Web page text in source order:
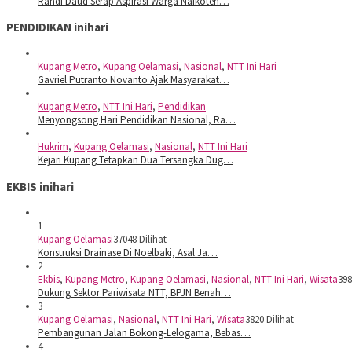
PENDIDIKAN inihari
Kupang Metro, Kupang Oelamasi, Nasional, NTT Ini Hari
Gavriel Putranto Novanto Ajak Masyarakat…
Kupang Metro, NTT Ini Hari, Pendidikan
Menyongsong Hari Pendidikan Nasional, Ra…
Hukrim, Kupang Oelamasi, Nasional, NTT Ini Hari
Kejari Kupang Tetapkan Dua Tersangka Dug…
EKBIS inihari
1
Kupang Oelamasi37048 Dilihat
Konstruksi Drainase Di Noelbaki, Asal Ja…
2
Ekbis, Kupang Metro, Kupang Oelamasi, Nasional, NTT Ini Hari, Wisata
Dukung Sektor Pariwisata NTT, BPJN Benah…
3
Kupang Oelamasi, Nasional, NTT Ini Hari, Wisata3820 Dilihat
Pembangunan Jalan Bokong-Lelogama, Bebas…
4